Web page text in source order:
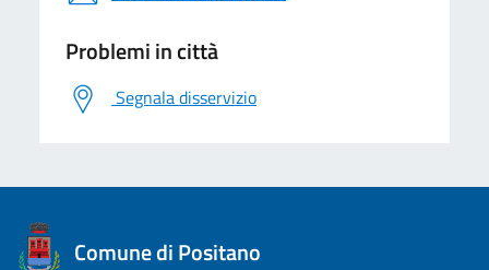
Problemi in città
Segnala disservizio
logo Unione Europea
Comune di Positano